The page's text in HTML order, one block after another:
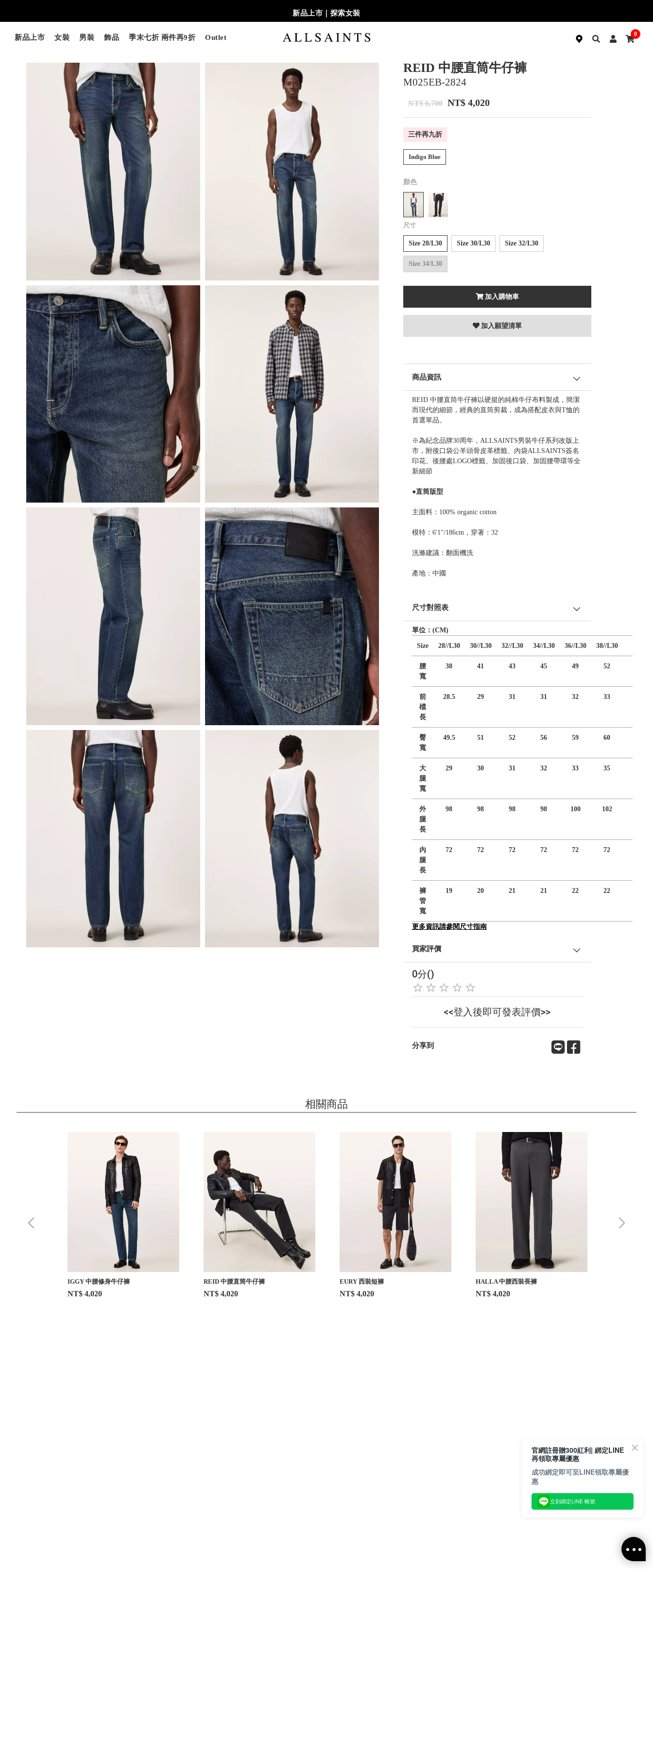
新品上市｜探索女裝
新品上市 女裝 男裝 飾品 季末七折 兩件再9折 Outlet 0
REID 中腰直筒牛仔褲
M025EB-2824
NT$ 6,700 NT$ 4,020
三件再九折
Indigo Blue
顏色
尺寸
Size 28/L30 Size 30/L30 Size 32/L30
Size 34/L30
加入購物車
加入願望清單
商品資訊
REID 中腰直筒牛仔褲以硬挺的純棉牛仔布料製成，簡潔
而現代的細節，經典的直筒剪裁，成為搭配皮衣與T恤的
首選單品。
※為紀念品牌30周年，ALLSAINTS男裝牛仔系列改版上
市，附後口袋公羊頭骨皮革標籤、內袋ALLSAINTS簽名
印花、後腰處LOGO標籤、加固後口袋、加固腰帶環等全
新細節
●直筒版型
主面料：100% organic cotton
模特：6'1"/186cm，穿著：32
洗滌建議：翻面機洗
產地：中國
尺寸對照表
單位：(CM)
Size 28//L30 30//L30 32//L30 34//L30 36//L30 38//L30
腰
寬
38 41 43 45 49 52
前
檔
長
28.5 29 31 31 32 33
臀
寬
49.5 51 52 56 59 60
大
腿
寬
29 30 31 32 33 35
外
腿
長
98 98 98 98 100 102
內
腿
長
72 72 72 72 72 72
褲
管
寬
19 20 21 21 22 22
更多資訊請參閱尺寸指南
買家評價
0分()
<<登入後即可發表評價>>
分享到
相關商品
IGGY 中腰修身牛仔褲
NT$ 4,020
REID 中腰直筒牛仔褲
NT$ 4,020
EURY 西裝短褲
NT$ 4,020
HALLA 中腰西裝長褲
NT$ 4,020
官網註冊贈300紅利| 綁定LINE
再領取專屬優惠
成功綁定即可至LINE領取專屬優
惠
立刻綁定LINE 帳號